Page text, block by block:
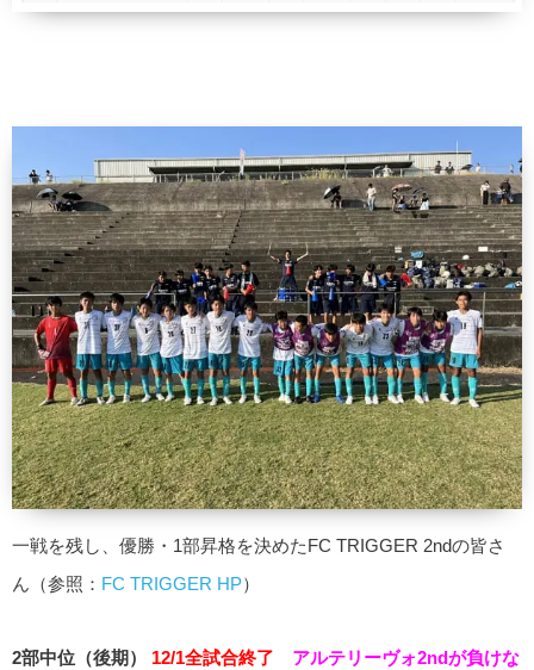
一戦を残し、優勝・1部昇格を決めたFC TRIGGER 2ndの皆さ
ん（参照： FC TRIGGER HP）
2部中位（後期） 12/1全試合終了 アルテリーヴォ2ndが負けな